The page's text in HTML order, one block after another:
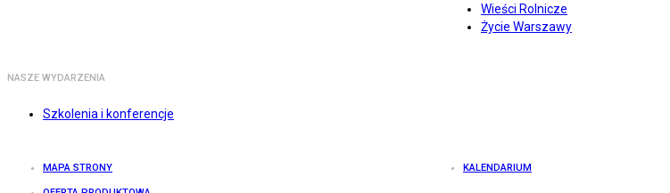
Wieści Rolnicze
Życie Warszawy
NASZE WYDARZENIA
Szkolenia i konferencje
MAPA STRONY KALENDARIUM